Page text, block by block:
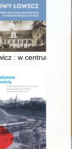
w XVI-
: w centrum